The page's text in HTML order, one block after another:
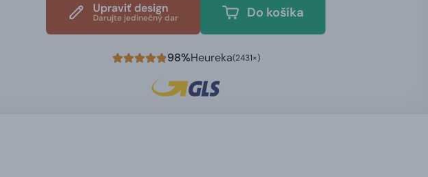
Upraviť design
Darujte jedinečný dar Do košíka
98%Heureka(2431×)